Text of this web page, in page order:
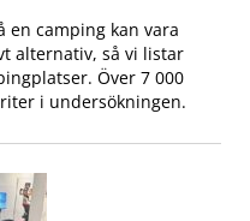
en camping kan vara
alternativ, så vi listar
Över 7 000
i undersökningen.